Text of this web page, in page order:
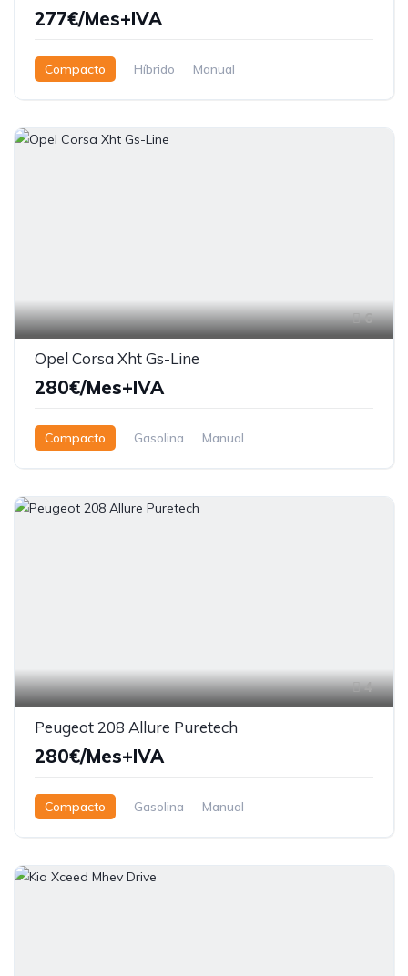
277€/Mes+IVA
Compacto Híbrido Manual
6
Opel Corsa Xht Gs-Line
280€/Mes+IVA
Compacto Gasolina Manual
4
Peugeot 208 Allure Puretech
280€/Mes+IVA
Compacto Gasolina Manual